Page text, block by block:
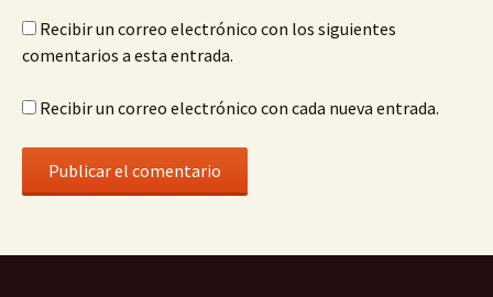
Recibir un correo electrónico con los siguientes
comentarios a esta entrada.
Recibir un correo electrónico con cada nueva entrada.